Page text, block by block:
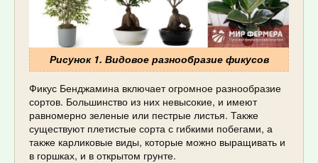
Рисунок 1. Видовое разнообразие фикусов
Фикус Бенджамина включает огромное разнообразие
сортов. Большинство из них невысокие, и имеют
равномерно зеленые или пестрые листья. Также
существуют плетистые сорта с гибкими побегами, а
также карликовые виды, которые можно выращивать и
в горшках, и в открытом грунте.